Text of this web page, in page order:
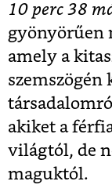
10 perc 38
gyönyörűen
amely a
szemszögén
akiket a
világtól, de
maguktól.